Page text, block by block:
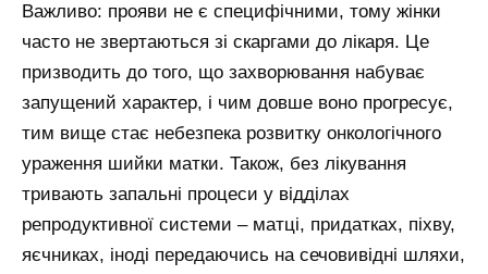
Важливо: прояви не є специфічними, тому жінки
часто не звертаються зі скаргами до лікаря. Це
призводить до того, що захворювання набуває
запущений характер, і чим довше воно прогресує,
тим вище стає небезпека розвитку онкологічного
ураження шийки матки. Також, без лікування
тривають запальні процеси у відділах
репродуктивної системи – матці, придатках, піхву,
яєчниках, іноді передаючись на сечовивідні шляхи,